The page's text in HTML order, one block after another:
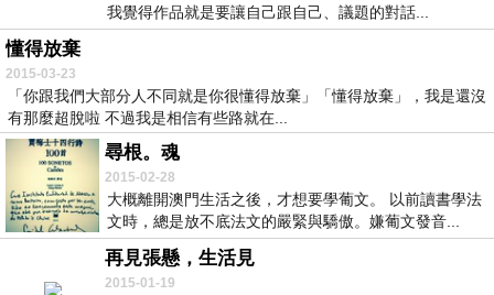
我覺得作品就是要讓自己跟自己、議題的對話...
懂得放棄
2015-03-23
「你跟我們大部分人不同就是你很懂得放棄」「懂得放棄」，我是還沒
有那麼超脫啦 不過我是相信有些路就在...
尋根。魂
2015-02-28
大概離開澳門生活之後，才想要學葡文。 以前讀書學法
文時，總是放不底法文的嚴緊與驕傲。嫌葡文發音...
再見張懸，生活見
2015-01-19